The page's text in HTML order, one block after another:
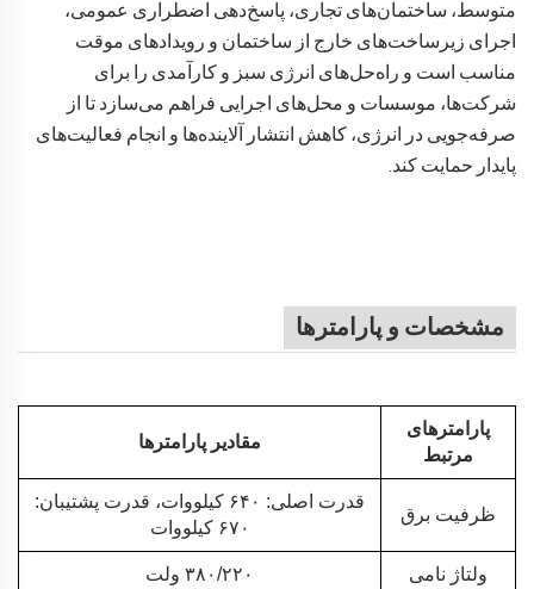
متوسط، ساختمان‌های تجاری، پاسخ‌دهی اضطراری عمومی،
اجرای زیرساخت‌های خارج از ساختمان و رویدادهای موقت
مناسب است و راه‌حل‌های انرژی سبز و کارآمدی را برای
شرکت‌ها، موسسات و محل‌های اجرایی فراهم می‌سازد تا از
صرفه‌جویی در انرژی، کاهش انتشار آلاینده‌ها و انجام فعالیت‌های
پایدار حمایت کند.
مشخصات و پارامترها
پارامترهای
مرتبط
مقادیر پارامترها
ظرفیت برق
قدرت اصلی: ۶۴۰ کیلووات، قدرت پشتیبان:
۶۷۰ کیلووات
ولتاژ نامی ۳۸۰/۲۲۰ ولت